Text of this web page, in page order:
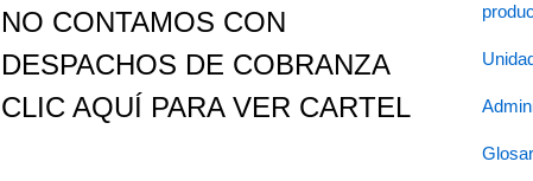
NO CONTAMOS CON
DESPACHOS DE COBRANZA
CLIC AQUÍ PARA VER CARTEL